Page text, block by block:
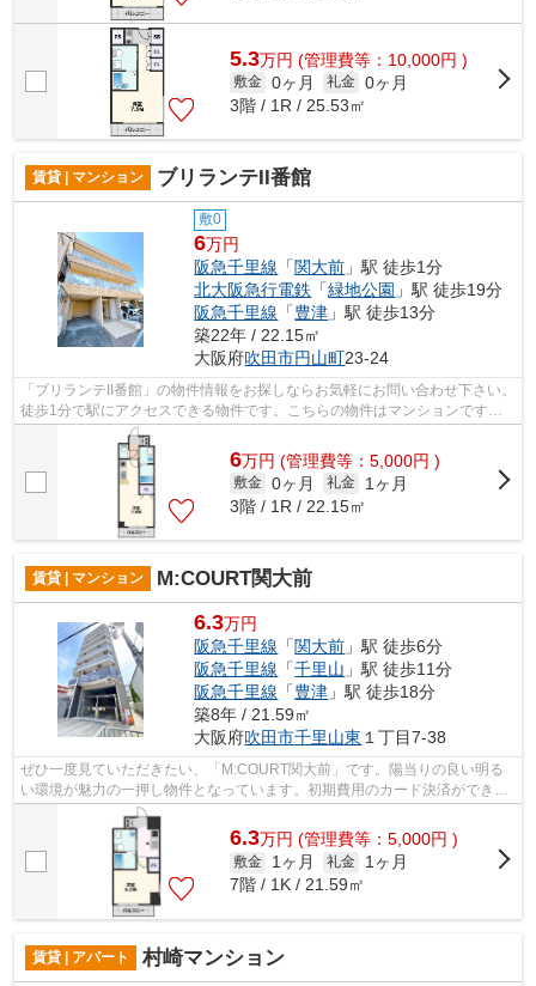
5.3万円 (管理費等：10,000円 )
敷金 0ヶ月 礼金 0ヶ月
3階 / 1R / 25.53㎡
賃貸 | マンション ブリランテII番館
敷0
6万円
阪急千里線 「関大前 」駅 徒歩1分
北大阪急行電鉄 「緑地公園 」駅 徒歩19分
阪急千里線 「豊津 」駅 徒歩13分
築22年 / 22.15㎡
大阪府吹田市円山町23-24
「ブリランテII番館」の物件情報をお探しならお気軽にお問い合わせ下さい。
徒歩1分で駅にアクセスできる物件です。こちらの物件はマンションです。
強度が高く、自由度の高い設計の鉄骨...
6万円 (管理費等：5,000円 )
敷金 0ヶ月 礼金
1ヶ月
3階 / 1R / 22.15㎡
賃貸 | マンション M:COURT関大前
6.3万円
阪急千里線 「関大前 」駅 徒歩6分
阪急千里線 「千里山 」駅 徒歩11分
阪急千里線 「豊津 」駅 徒歩18分
築8年 / 21.59㎡
大阪府吹田市千里山東 １丁目7-38
ぜひ一度見ていただきたい、「M:COURT関大前」です。陽当りの良い明る
い環境が魅力の一押し物件となっています。初期費用のカード決済ができま
す。共用部にはエレベータ・敷地内ごみ置...
6.3万円 (管理費等：5,000円 )
敷金 1ヶ月 礼金
1ヶ月
7階 / 1K / 21.59㎡
賃貸 | アパート 村崎マンション